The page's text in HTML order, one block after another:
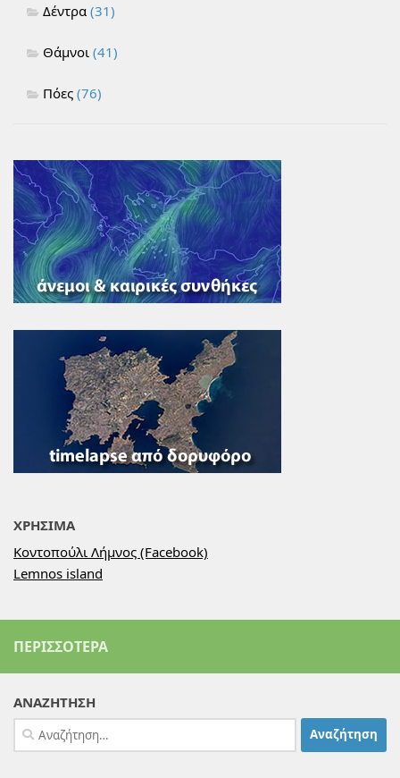
Δέντρα (31)
Θάμνοι (41)
Πόες (76)
ΧΡΗΣΙΜΑ
Κοντοπούλι Λήμνος (Facebook)
Lemnos island
ΠΕΡΙΣΣΌΤΕΡΑ
ΑΝΑΖΗΤΗΣΗ
Αναζήτηση
για: